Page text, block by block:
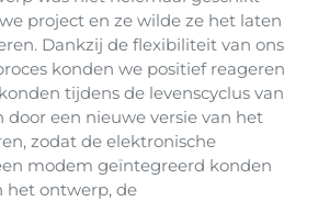
project en ze wilde ze het laten
Dankzij de flexibiliteit van ons
konden we positief reageren
tijdens de levenscyclus van
een nieuwe versie van het
zodat de elektronische
modem geïntegreerd konden
het ontwerp, de